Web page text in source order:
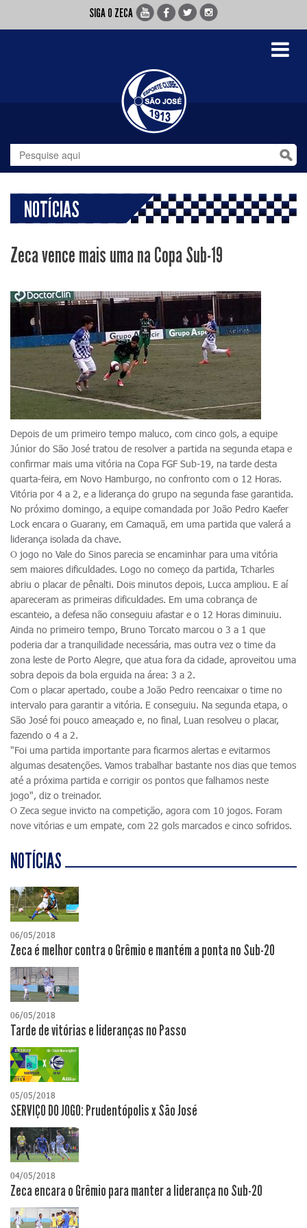
SIGA O ZECA
Toggle
NOTÍCIAS
Zeca vence mais uma na Copa Sub-19
Depois de um primeiro tempo maluco, com cinco gols, a equipe
Júnior do São José tratou de resolver a partida na segunda etapa e
confirmar mais uma vitória na Copa FGF Sub-19, na tarde desta
quarta-feira, em Novo Hamburgo, no confronto com o 12 Horas.
Vitória por 4 a 2, e a liderança do grupo na segunda fase garantida.
No próximo domingo, a equipe comandada por João Pedro Kaefer
Lock encara o Guarany, em Camaquã, em uma partida que valerá a
liderança isolada da chave.
O jogo no Vale do Sinos parecia se encaminhar para uma vitória
sem maiores dificuldades. Logo no começo da partida, Tcharles
abriu o placar de pênalti. Dois minutos depois, Lucca ampliou. E aí
apareceram as primeiras dificuldades. Em uma cobrança de
escanteio, a defesa não conseguiu afastar e o 12 Horas diminuiu.
Ainda no primeiro tempo, Bruno Torcato marcou o 3 a 1 que
poderia dar a tranquilidade necessária, mas outra vez o time da
zona leste de Porto Alegre, que atua fora da cidade, aproveitou uma
sobra depois da bola erguida na área: 3 a 2.
Com o placar apertado, coube a João Pedro reencaixar o time no
intervalo para garantir a vitória. E conseguiu. Na segunda etapa, o
São José foi pouco ameaçado e, no final, Luan resolveu o placar,
fazendo o 4 a 2.
"Foi uma partida importante para ficarmos alertas e evitarmos
algumas desatenções. Vamos trabalhar bastante nos dias que temos
até a próxima partida e corrigir os pontos que falhamos neste
jogo", diz o treinador.
O Zeca segue invicto na competição, agora com 10 jogos. Foram
nove vitórias e um empate, com 22 gols marcados e cinco sofridos.
NOTÍCIAS
06/05/2018
Zeca é melhor contra o Grêmio e mantém a ponta no Sub-20
06/05/2018
Tarde de vitórias e lideranças no Passo
05/05/2018
SERVIÇO DO JOGO: Prudentópolis x São José
04/05/2018
Zeca encara o Grêmio para manter a liderança no Sub-20